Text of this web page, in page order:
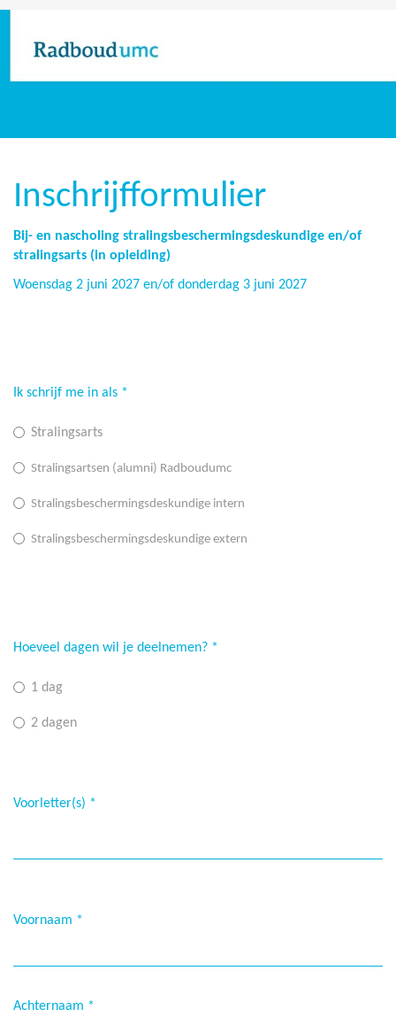
Inschrijfformulier
Bij- en nascholing stralingsbeschermingsdeskundige en/of
stralingsarts (in opleiding)
Woensdag 2 juni 2027 en/of donderdag 3 juni 2027
Ik schrijf me in als *
Stralingsarts
Stralingsartsen (alumni) Radboudumc
Stralingsbeschermingsdeskundige intern
Stralingsbeschermingsdeskundige extern
Hoeveel dagen wil je deelnemen? *
1 dag
2 dagen
Voorletter(s) *
Voornaam *
Achternaam *